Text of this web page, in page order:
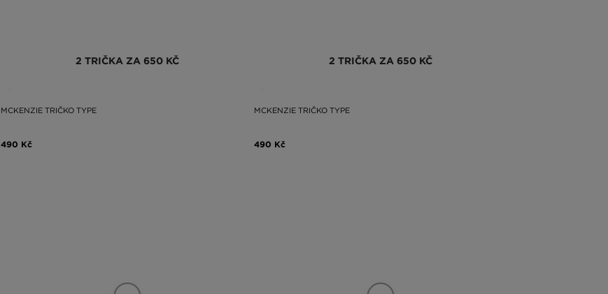
2 TRIČKA ZA 650 KČ
MCKENZIE TRIČKO TYPE
490 Kč
2 TRIČKA ZA 650 KČ
MCKENZIE TRIČKO TYPE
490 Kč